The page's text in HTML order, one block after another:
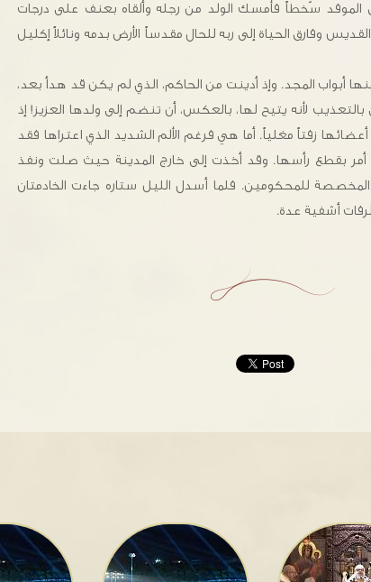
سُخطاً فأمسك الولد من رجله وألقاه بعنف على درجات
وفارق الحياة إلى ربه للحال مقدساً الأرض بدمه ونائلاً إكليل
أبواب المجد. وإذ أدينت من الحاكم، الذي لم يكن قد هدأ بعد،
لأنه يتيح لها، بالعكس، أن تنضم إلى ولدها العزيز! إذ
زفتاً مغلياً. أما هي فرغم الألم الشديد الذي اعتراها فقد
أمر بقطع رأسها. وقد أخذت إلى خارج المدينة حيث صلت ونفذ
للمحكومين. فلما أسدل الليل ستاره جاءت الخادمتان
أشفية عدة.